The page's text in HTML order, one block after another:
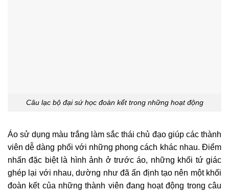
Câu lạc bộ đại sứ học đoàn kết trong những hoạt động
Áo sử dụng màu trắng làm sắc thái chủ đạo giúp các thành
viên dễ dàng phối với những phong cách khác nhau. Điểm
nhấn đặc biệt là hình ảnh ở trước áo, những khối tứ giác
ghép lại với nhau, dường như đã ấn định tạo nên một khối
đoàn kết của những thành viên đang hoạt động trong câu